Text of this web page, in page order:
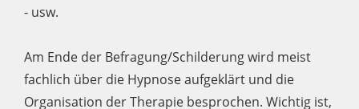
- usw.
Am Ende der Befragung/Schilderung wird meist
fachlich über die Hypnose aufgeklärt und die
Organisation der Therapie besprochen. Wichtig ist,